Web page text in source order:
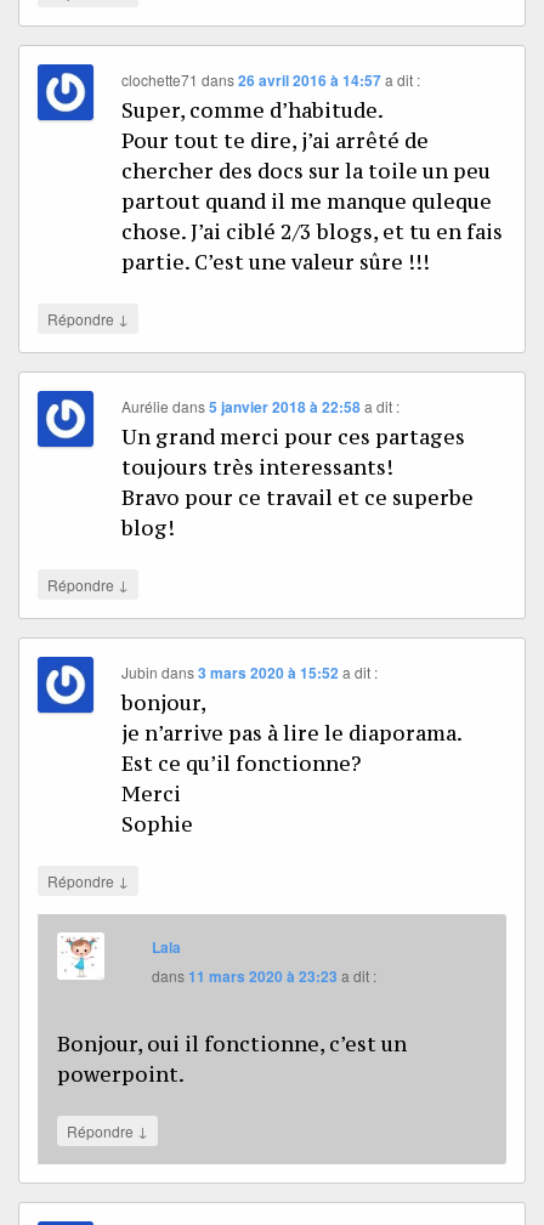
clochette71 dans26 avril 2016 à 14:57 a dit :
Super, comme d’habitude.
Pour tout te dire, j’ai arrêté de
chercher des docs sur la toile un peu
partout quand il me manque quleque
chose. J’ai ciblé 2/3 blogs, et tu en fais
partie. C’est une valeur sûre !!!
Répondre ↓
Aurélie dans5 janvier 2018 à 22:58 a dit :
Un grand merci pour ces partages
toujours très interessants!
Bravo pour ce travail et ce superbe
blog!
Répondre ↓
Jubin dans3 mars 2020 à 15:52 a dit :
bonjour,
je n’arrive pas à lire le diaporama.
Est ce qu’il fonctionne?
Merci
Sophie
Répondre ↓
Lala
dans11 mars 2020 à 23:23 a dit :
Bonjour, oui il fonctionne, c’est un
powerpoint.
Répondre ↓